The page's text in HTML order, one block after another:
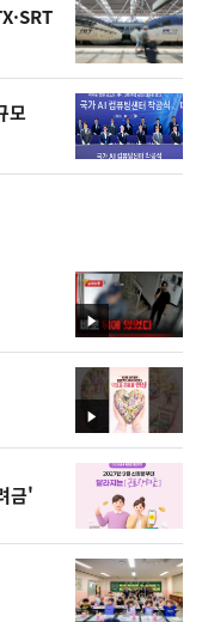
모
영
상
영
상
금'